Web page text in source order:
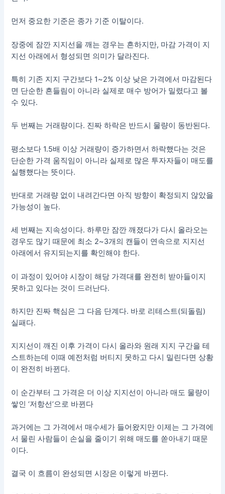
먼저 중요한 기준은 종가 기준 이탈이다.
장중에 잠깐 지지선을 깨는 경우는 흔하지만, 마감 가격이 지
지선 아래에서 형성되면 의미가 달라진다.
특히 기존 지지 구간보다 1~2% 이상 낮은 가격에서 마감된다
면 단순한 흔들림이 아니라 실제로 매수 방어가 밀렸다고 볼
수 있다.
두 번째는 거래량이다. 진짜 하락은 반드시 물량이 동반된다.
평소보다 1.5배 이상 거래량이 증가하면서 하락했다는 것은
단순한 가격 움직임이 아니라 실제로 많은 투자자들이 매도를
실행했다는 뜻이다.
반대로 거래량 없이 내려간다면 아직 방향이 확정되지 않았을
가능성이 높다.
세 번째는 지속성이다. 하루만 잠깐 깨졌다가 다시 올라오는
경우도 많기 때문에 최소 2~3개의 캔들이 연속으로 지지선
아래에서 유지되는지를 확인해야 한다.
이 과정이 있어야 시장이 해당 가격대를 완전히 받아들이지
못하고 있다는 것이 드러난다.
하지만 진짜 핵심은 그 다음 단계다. 바로 리테스트(되돌림)
실패다.
지지선이 깨진 이후 가격이 다시 올라와 원래 지지 구간을 테
스트하는데 이때 예전처럼 버티지 못하고 다시 밀린다면 상황
이 완전히 바뀐다.
이 순간부터 그 가격은 더 이상 지지선이 아니라 매도 물량이
쌓인 ‘저항선’으로 바뀐다
과거에는 그 가격에서 매수세가 들어왔지만 이제는 그 가격에
서 물린 사람들이 손실을 줄이기 위해 매도를 쏟아내기 때문
이다.
결국 이 흐름이 완성되면 시장은 이렇게 바뀐다.